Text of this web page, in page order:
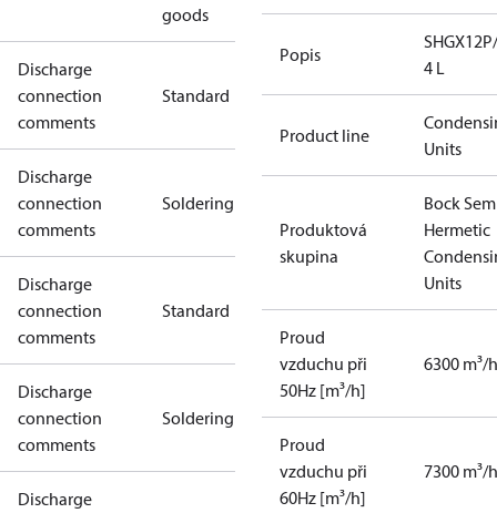
goods
Discharge
connection
comments
Standard
Discharge
connection
comments
Soldering
Discharge
connection
comments
Standard
Discharge
connection
comments
Soldering
Discharge
Popis
4 L
Product line
Units
Produktová
skupina
Bock
Hermetic
Units
Proud
vzduchu při
50Hz [m³/h]
6300 m³/h
Proud
vzduchu při
60Hz [m³/h]
7300 m³/h